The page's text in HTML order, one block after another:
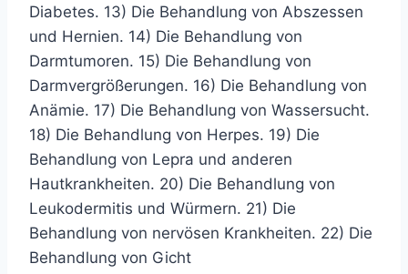
Diabetes. 13) Die Behandlung von Abszessen
und Hernien. 14) Die Behandlung von
Darmtumoren. 15) Die Behandlung von
Darmvergrößerungen. 16) Die Behandlung von
Anämie. 17) Die Behandlung von Wassersucht.
18) Die Behandlung von Herpes. 19) Die
Behandlung von Lepra und anderen
Hautkrankheiten. 20) Die Behandlung von
Leukodermitis und Würmern. 21) Die
Behandlung von nervösen Krankheiten. 22) Die
Behandlung von Gicht